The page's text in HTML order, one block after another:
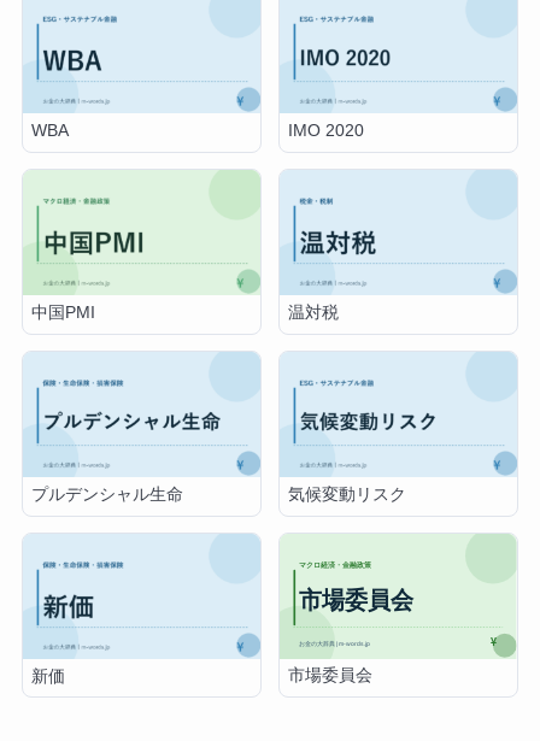
WBA IMO 2020
中国PMI 温対税
プルデンシャル生命 気候変動リスク
新価 市場委員会